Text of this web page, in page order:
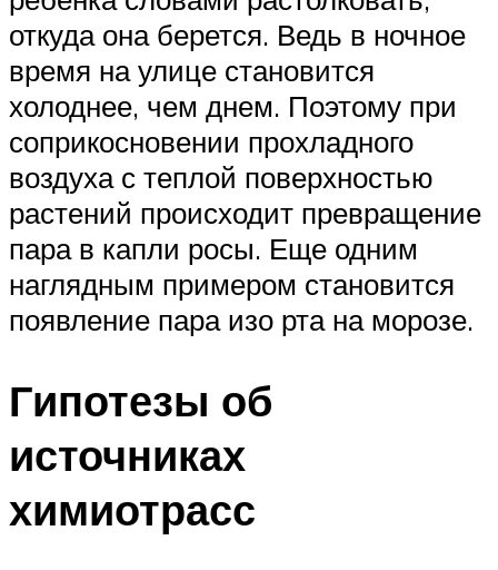
откуда она берется. Ведь в ночное
время на улице становится
холоднее, чем днем. Поэтому при
соприкосновении прохладного
воздуха с теплой поверхностью
растений происходит превращение
пара в капли росы. Еще одним
наглядным примером становится
появление пара изо рта на морозе.
Гипотезы об
источниках
химиотрасс